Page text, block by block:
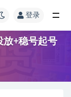
登录
放+稳号起号